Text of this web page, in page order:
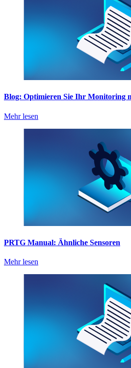
Blog: Optimieren Sie Ihr Monitoring
Mehr lesen
PRTG Manual: Ähnliche Sensoren
Mehr lesen